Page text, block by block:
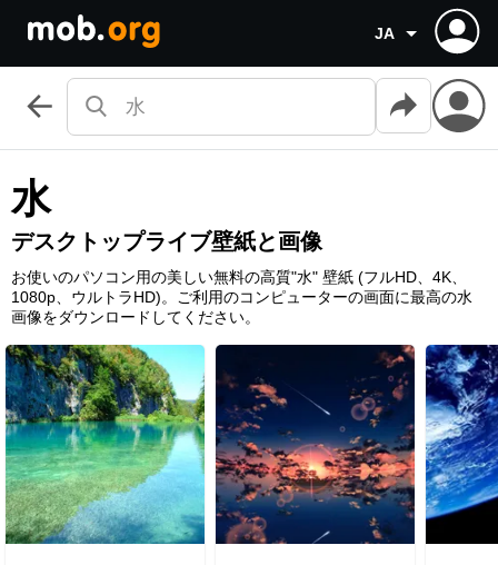
JA
水
デスクトップライブ壁紙と画像
お使いのパソコン用の美しい無料の高質"水" 壁紙 (フルHD、4K、
1080p、ウルトラHD)。ご利用のコンピューターの画面に最高の水
画像をダウンロードしてください。